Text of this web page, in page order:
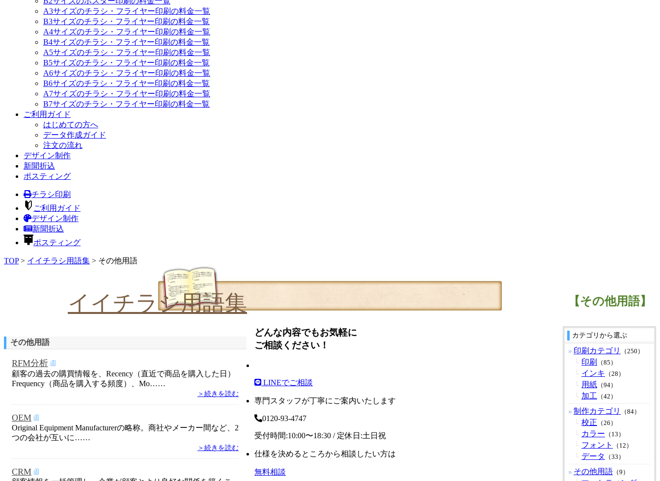
A3サイズのチラシ・フライヤー印刷の料金一覧
B3サイズのチラシ・フライヤー印刷の料金一覧
A4サイズのチラシ・フライヤー印刷の料金一覧
B4サイズのチラシ・フライヤー印刷の料金一覧
A5サイズのチラシ・フライヤー印刷の料金一覧
B5サイズのチラシ・フライヤー印刷の料金一覧
A6サイズのチラシ・フライヤー印刷の料金一覧
B6サイズのチラシ・フライヤー印刷の料金一覧
A7サイズのチラシ・フライヤー印刷の料金一覧
B7サイズのチラシ・フライヤー印刷の料金一覧
ご利用ガイド
はじめての方へ
データ作成ガイド
注文の流れ
デザイン制作
新聞折込
ポスティング
チラシ印刷
ご利用ガイド
デザイン制作
新聞折込
ポスティング
TOP> イイチラシ用語集 > その他用語
イイチラシ用語集 【その他用語】
その他用語
RFM分析
顧客の過去の購買情報を、Recency（直近で商品を購入した日）
Frequency（商品を購入する頻度）、Mo……
＞続きを読む
OEM
Original Equipment Manufacturerの略称。商社やメーカー間など、2
つの会社が互いに……
＞続きを読む
CRM
カテゴリから選ぶ
印刷カテゴリ （250）
印刷 （85）
インキ （28）
用紙 （94）
加工 （42）
制作カテゴリ （84）
校正 （26）
カラー （13）
フォント （12）
データ （33）
その他用語 （9）
どんな内容でもお気軽に
ご相談ください！
LINEでご相談
専門スタッフが丁寧にご案内いたします
0120-93-4747
受付時間:10:00〜18:30 / 定休日:土日祝
仕様を決めるところから相談したい方は
無料相談